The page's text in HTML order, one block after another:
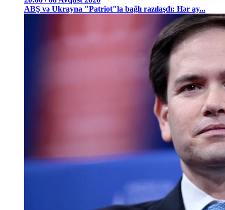
ABŞ və Ukrayna "Patriot"la bağlı razılaşdı: Hər ay...